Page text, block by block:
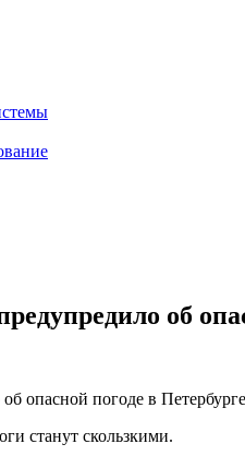
об
станут скользкими.